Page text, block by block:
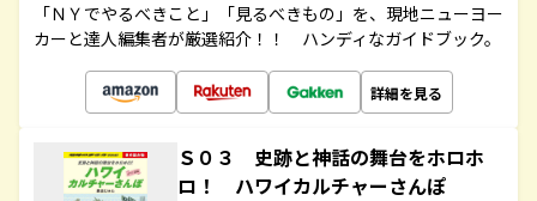
「ＮＹでやるべきこと」「見るべきもの」を、現地ニューヨー
カーと達人編集者が厳選紹介！！ ハンディなガイドブック。
詳細を見る
Ｓ０３ 史跡と神話の舞台をホロホ
ロ！ ハワイカルチャーさんぽ